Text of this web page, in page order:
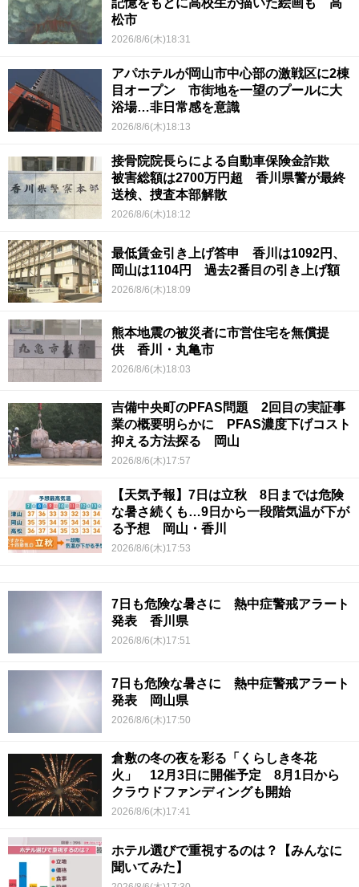
記憶をもとに高校生が描いた絵画も 高
松市
2026/8/6(木)18:31
アパホテルが岡山市中心部の激戦区に2棟
目オープン 市街地を一望のプールに大
浴場…非日常感を意識
2026/8/6(木)18:13
接骨院院長らによる自動車保険金詐欺
被害総額は2700万円超 香川県警が最終
送検、捜査本部解散
2026/8/6(木)18:12
最低賃金引き上げ答申 香川は1092円、
岡山は1104円 過去2番目の引き上げ額
2026/8/6(木)18:09
熊本地震の被災者に市営住宅を無償提
供 香川・丸亀市
2026/8/6(木)18:03
吉備中央町のPFAS問題 2回目の実証事
業の概要明らかに PFAS濃度下げコスト
抑える方法探る 岡山
2026/8/6(木)17:57
【天気予報】7日は立秋 8日までは危険
な暑さ続くも…9日から一段階気温が下が
る予想 岡山・香川
2026/8/6(木)17:53
7日も危険な暑さに 熱中症警戒アラート
発表 香川県
2026/8/6(木)17:51
7日も危険な暑さに 熱中症警戒アラート
発表 岡山県
2026/8/6(木)17:50
倉敷の冬の夜を彩る「くらしき冬花
火」 12月3日に開催予定 8月1日から
クラウドファンディングも開始
2026/8/6(木)17:41
ホテル選びで重視するのは？【みんなに
聞いてみた】